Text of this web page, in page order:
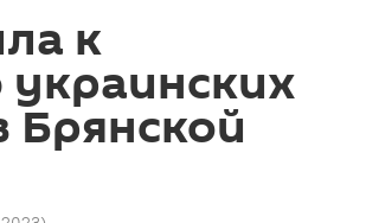
к
Брянской